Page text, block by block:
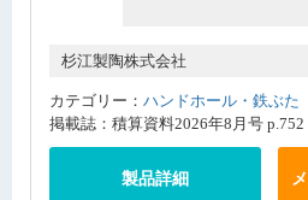
杉江製陶株式会社
カテゴリー： ハンドホール・鉄ぶた
掲載誌：積算資料2026年8月号 p.752
製品詳細